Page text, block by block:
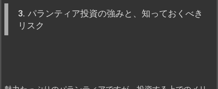
3. パランティア投資の強みと、知っておくべき
リスク